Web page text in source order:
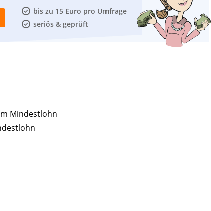
bis zu 15 Euro pro Umfrage
seriös & geprüft
Mindestlohn
Heimarbeit ohne PC: Die besten